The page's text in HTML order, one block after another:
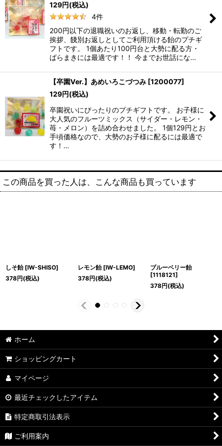
129円(税込)
4件
200円以下の退職祝いのお返し、移動・転勤のご
挨拶、餞別お返しとしてご利用頂ける飴のプチギ
フトです。 1個あたり100円台と大勢に配る方・
ばらまきには最適です！！ 今までお世話にな…
【卒園Ver.】あめいろこづつみ [1200077]
129円(税込)
卒園祝いにぴったりのプチギフトです。 お子様に
大人気のフルーツミックス（サイダー・レモン・
苺・メロン）を詰め合わせました。 1個129円とお
手頃価格なので、大勢のお子様に配るには最適で
す！…
この商品を買った人は、こんな商品も買っています
しそ飴 [IW-SHISO]
378円(税込)
レモン飴 [IW-LEMO]
378円(税込)
ブルーベリー飴
[1118121]
378円(税込)
ホーム
ショッピングカート
マイページ
最近チェックしたアイテム
特定商取引法表示
ご利用案内